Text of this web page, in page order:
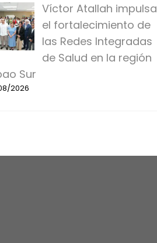
Víctor Atallah impulsa
el fortalecimiento de
las Redes Integradas
de Salud en la región
Sur
2026